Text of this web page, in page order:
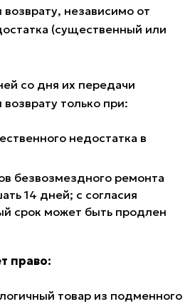
независимо от
(существенный или
со дня их передачи
только при:
недостатка в
безвозмездного ремонта
14 дней; с согласия
срок может быть продлен
право:
товар из подменного